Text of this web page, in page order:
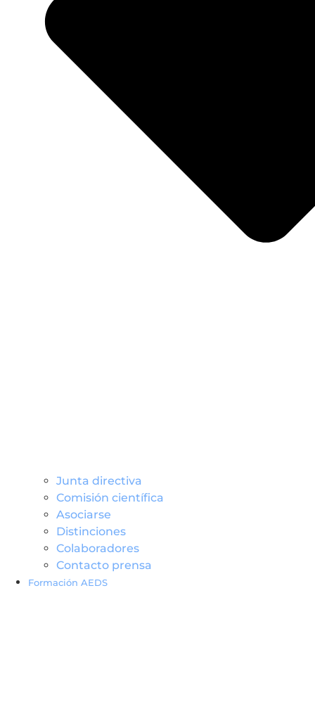
Junta directiva
Comisión científica
Asociarse
Distinciones
Colaboradores
Contacto prensa
Formación AEDS